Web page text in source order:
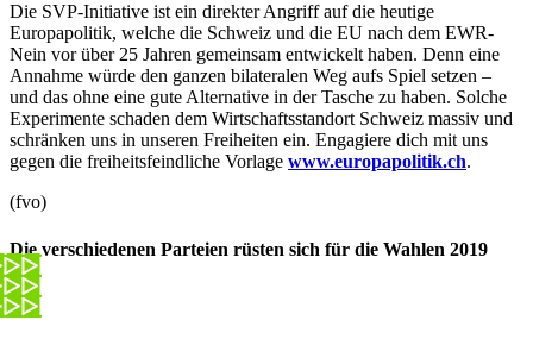
Die SVP-Initiative ist ein direkter Angriff auf die heutige
Europapolitik, welche die Schweiz und die EU nach dem EWR-
Nein vor über 25 Jahren gemeinsam entwickelt haben. Denn eine
Annahme würde den ganzen bilateralen Weg aufs Spiel setzen –
und das ohne eine gute Alternative in der Tasche zu haben. Solche
Experimente schaden dem Wirtschaftsstandort Schweiz massiv und
schränken uns in unseren Freiheiten ein. Engagiere dich mit uns
gegen die freiheitsfeindliche Vorlage www.europapolitik.ch.
(fvo)
Die verschiedenen Parteien rüsten sich für die Wahlen 2019